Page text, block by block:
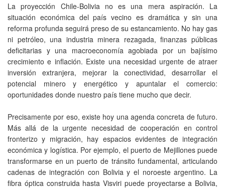
La proyección Chile-Bolivia no es una mera aspiración. La
situación económica del país vecino es dramática y sin una
reforma profunda seguirá preso de su estancamiento. No hay gas
ni petróleo, una industria minera rezagada, finanzas públicas
deficitarias y una macroeconomía agobiada por un bajísimo
crecimiento e inflación. Existe una necesidad urgente de atraer
inversión extranjera, mejorar la conectividad, desarrollar el
potencial minero y energético y apuntalar el comercio:
oportunidades donde nuestro país tiene mucho que decir.
Precisamente por eso, existe hoy una agenda concreta de futuro.
Más allá de la urgente necesidad de cooperación en control
fronterizo y migración, hay espacios evidentes de integración
económica y logística. Por ejemplo, el puerto de Mejillones puede
transformarse en un puerto de tránsito fundamental, articulando
cadenas de integración con Bolivia y el noroeste argentino. La
fibra óptica construida hasta Visviri puede proyectarse a Bolivia,